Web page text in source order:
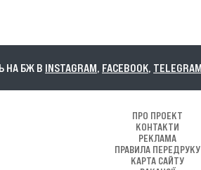
В INSTAGRAM,FACEBOOK,TELEGRAM
ПРО ПРОЕКТ
КОНТАКТИ
РЕКЛАМА
ПРАВИЛА ПЕРЕДРУКУ
КАРТА САЙТУ